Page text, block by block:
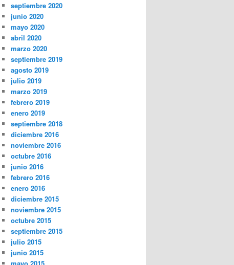
septiembre 2020
junio 2020
mayo 2020
abril 2020
marzo 2020
septiembre 2019
agosto 2019
julio 2019
marzo 2019
febrero 2019
enero 2019
septiembre 2018
diciembre 2016
noviembre 2016
octubre 2016
junio 2016
febrero 2016
enero 2016
diciembre 2015
noviembre 2015
octubre 2015
septiembre 2015
julio 2015
junio 2015
mayo 2015